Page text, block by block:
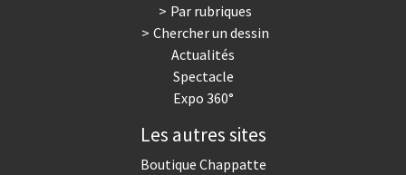
Par rubriques
Chercher un dessin
Actualités
Spectacle
Expo 360°
Les autres sites
Boutique Chappatte